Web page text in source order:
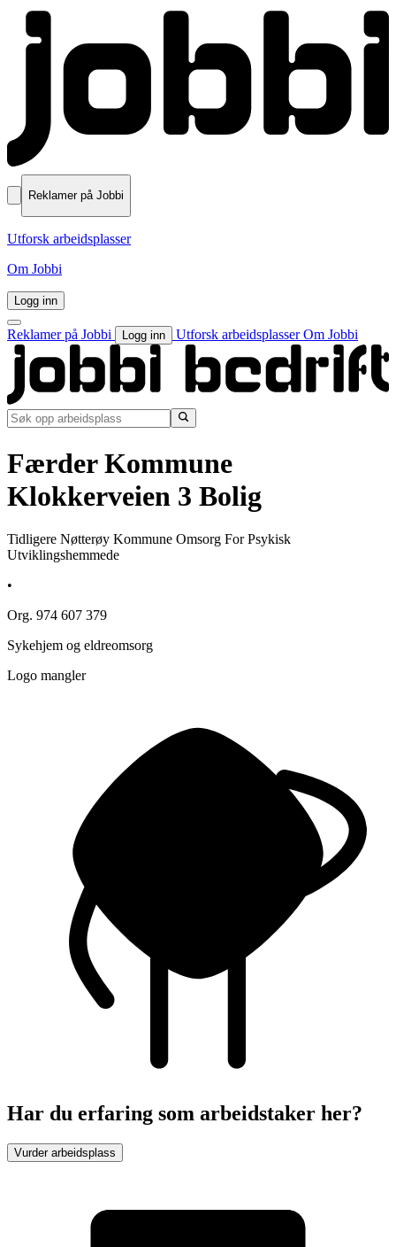
Reklamer på Jobbi
Utforsk arbeidsplasser
Om Jobbi
Logg inn
Reklamer på Jobbi Logg inn Utforsk arbeidsplasserOm Jobbi
Færder Kommune
Klokkerveien 3 Bolig
Tidligere Nøtterøy Kommune Omsorg For Psykisk
Utviklingshemmede
•
Org. 974 607 379
Sykehjem og eldreomsorg
Logo mangler
Har du erfaring som arbeidstaker her?
Vurder arbeidsplass